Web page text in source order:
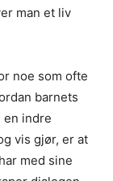
man et liv
noe som ofte
barnets
en indre
vis gjør, er at
med sine